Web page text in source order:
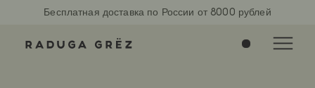
Бесплатная доставка по России от 8000 рублей
0